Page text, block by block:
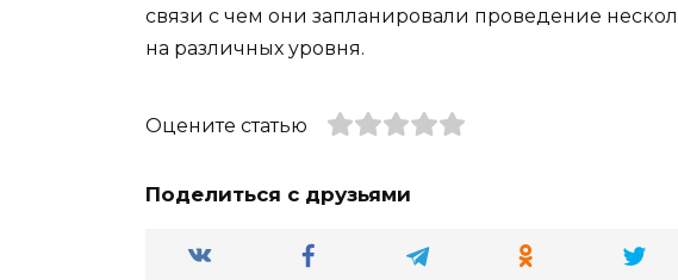
связи с чем они запланировали проведение
на различных уровня.
Оцените статью
Поделиться с друзьями